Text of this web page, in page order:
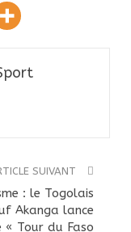
SUIVANT
: le Togolais
Akanga lance
« Tour du Faso